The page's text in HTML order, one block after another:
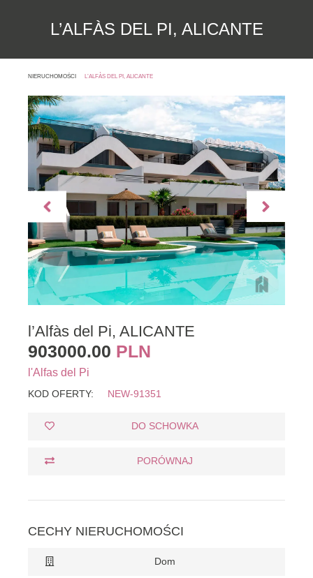
L’ALFÀS DEL PI, ALICANTE
NIERUCHOMOŚCI L’ALFÀS DEL PI, ALICANTE
l’Alfàs del Pi, ALICANTE
903000.00 PLN
l'Alfas del Pi
KOD OFERTY: NEW-91351
DO SCHOWKA
PORÓWNAJ
CECHY NIERUCHOMOŚCI
Dom